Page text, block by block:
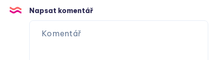
Napsat komentář